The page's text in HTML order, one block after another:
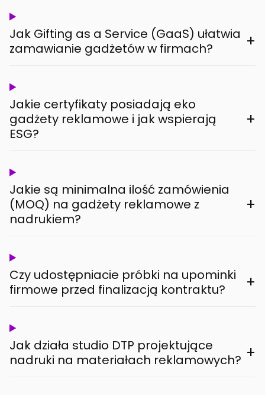
Jak Gifting as a Service (GaaS) ułatwia
zamawianie gadżetów w firmach?
+
Jakie certyfikaty posiadają eko
gadżety reklamowe i jak wspierają
ESG?
+
Jakie są minimalna ilość zamówienia
(MOQ) na gadżety reklamowe z
nadrukiem?
+
Czy udostępniacie próbki na upominki
firmowe przed finalizacją kontraktu?
+
Jak działa studio DTP projektujące
nadruki na materiałach reklamowych? +